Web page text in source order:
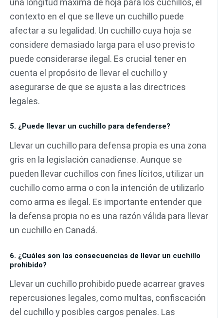
contexto en el que se lleve un cuchillo puede
afectar a su legalidad. Un cuchillo cuya hoja se
considere demasiado larga para el uso previsto
puede considerarse ilegal. Es crucial tener en
cuenta el propósito de llevar el cuchillo y
asegurarse de que se ajusta a las directrices
legales.
5. ¿Puede llevar un cuchillo para defenderse?
Llevar un cuchillo para defensa propia es una zona
gris en la legislación canadiense. Aunque se
pueden llevar cuchillos con fines lícitos, utilizar un
cuchillo como arma o con la intención de utilizarlo
como arma es ilegal. Es importante entender que
la defensa propia no es una razón válida para llevar
un cuchillo en Canadá.
6. ¿Cuáles son las consecuencias de llevar un cuchillo
prohibido?
Llevar un cuchillo prohibido puede acarrear graves
repercusiones legales, como multas, confiscación
del cuchillo y posibles cargos penales. Las